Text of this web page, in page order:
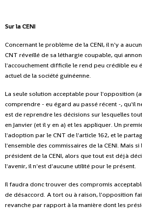
Sur la CENI
Concernant le problème de la CENI, il n'y a
CNT réveillé de sa léthargie coupable, qui
l'accouchement difficile le rend peu crédible eu
actuel de la société guinéenne.
La seule solution acceptable pour l'opposition
comprendre - eu égard au passé récent -, qu'il
est de reprendre les décisions sur lesquelles
en Janvier (et il y en a) et les appliquer. Un
l'adoption par le CNT de l'article 162, et le
l'ensemble des commissaires de la CENI. Mais
président de la CENI, alors que tout est déjà
l'avenir, il n'est d'aucune utilité pour le présent.
Il faudra donc trouver des compromis
de désaccord. A tort ou à raison, l'opposition
revanche par rapport à la manière dont les